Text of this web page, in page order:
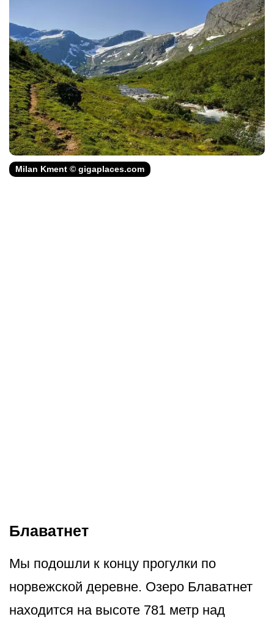
Milan Kment © gigaplaces.com
Блаватнет
Мы подошли к концу прогулки по
норвежской деревне. Озеро Блаватнет
находится на высоте 781 метр над